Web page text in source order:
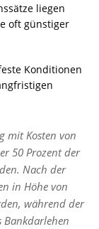
liegen
oft günstiger
Konditionen
mit Kosten von
50 Prozent der
Nach der
in Höhe von
während der
Bankdarlehen